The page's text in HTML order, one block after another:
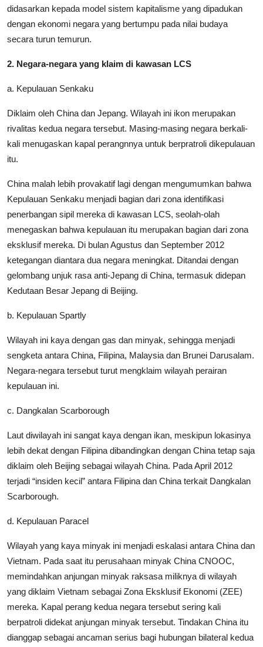
didasarkan kepada model sistem kapitalisme yang dipadukan
dengan ekonomi negara yang bertumpu pada nilai budaya
secara turun temurun.
2. Negara-negara yang klaim di kawasan LCS
a. Kepulauan Senkaku
Diklaim oleh China dan Jepang. Wilayah ini ikon merupakan
rivalitas kedua negara tersebut. Masing-masing negara berkali-
kali menugaskan kapal perangnnya untuk berpratroli dikepulauan
itu.
China malah lebih provakatif lagi dengan mengumumkan bahwa
Kepulauan Senkaku menjadi bagian dari zona identifikasi
penerbangan sipil mereka di kawasan LCS, seolah-olah
menegaskan bahwa kepulauan itu merupakan bagian dari zona
eksklusif mereka. Di bulan Agustus dan September 2012
ketegangan diantara dua negara meningkat. Ditandai dengan
gelombang unjuk rasa anti-Jepang di China, termasuk didepan
Kedutaan Besar Jepang di Beijing.
b. Kepulauan Spartly
Wilayah ini kaya dengan gas dan minyak, sehingga menjadi
sengketa antara China, Filipina, Malaysia dan Brunei Darusalam.
Negara-negara tersebut turut mengklaim wilayah perairan
kepulauan ini.
c. Dangkalan Scarborough
Laut diwilayah ini sangat kaya dengan ikan, meskipun lokasinya
lebih dekat dengan Filipina dibandingkan dengan China tetap saja
diklaim oleh Beijing sebagai wilayah China. Pada April 2012
terjadi “insiden kecil” antara Filipina dan China terkait Dangkalan
Scarborough.
d. Kepulauan Paracel
Wilayah yang kaya minyak ini menjadi eskalasi antara China dan
Vietnam. Pada saat itu perusahaan minyak China CNOOC,
memindahkan anjungan minyak raksasa miliknya di wilayah
yang diklaim Vietnam sebagai Zona Eksklusif Ekonomi (ZEE)
mereka. Kapal perang kedua negara tersebut sering kali
berpatroli didekat anjungan minyak tersebut. Tindakan China itu
dianggap sebagai ancaman serius bagi hubungan bilateral kedua